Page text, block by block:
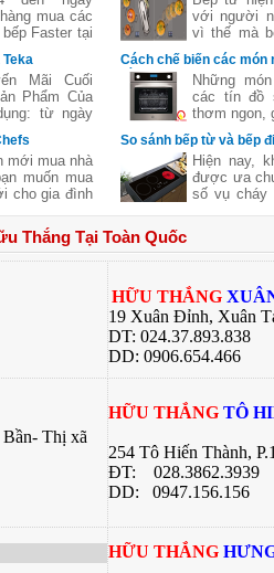
mua các
Faster tại
Hữu Thắng
quà hấp
Mãi Cuối
Phẩm Của
từ ngày
2016)
mới mua nhà
muốn mua
cho gia đình
về chất
tôi gợi ý cho
Việt Nam
với người
vì thế mà
bếp từ
nhiên
Cách chế biến các
bằng lò nướngNhững
các tín đồ
thơm ngon,
nhưng lại
giữ
của thực
giúp bạn
ngon khác
nhiều công
So sánh bếp từ và bếp
Hiện nay,
được ưa
số vụ cháy
riêng. Bài
về 2 dòng
bạn có sự
bếp của gia
Thắng Tại Toàn Quốc
HỮU THẮNG
19 Xuân Đỉnh, Xuân
DT: 024.37.893.838
DD: 0906.654.466
Thị xã
HỮU THẮNG TÔ
254 Tô Hiến Thành,
ĐT:
028.3862.3939
DD: 0947.156.156
HỮU THẮNG